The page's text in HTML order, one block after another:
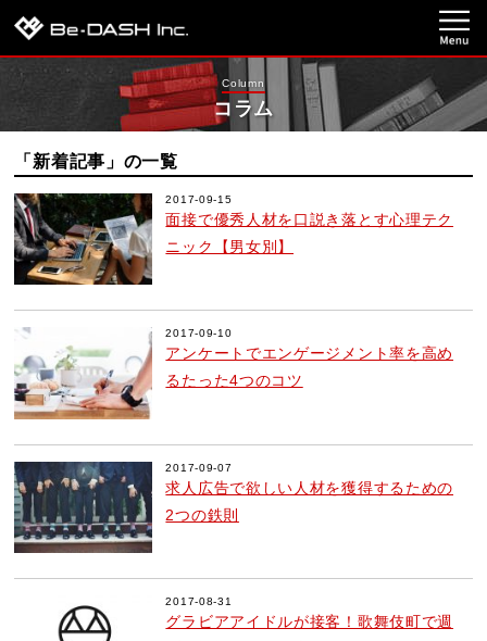
Column
コラム
「新着記事」の一覧
2017-09-15
面接で優秀人材を口説き落とす心理テク
ニック【男女別】
2017-09-10
アンケートでエンゲージメント率を高め
るたった4つのコツ
2017-09-07
求人広告で欲しい人材を獲得するための
2つの鉄則
2017-08-31
グラビアアイドルが接客！歌舞伎町で週